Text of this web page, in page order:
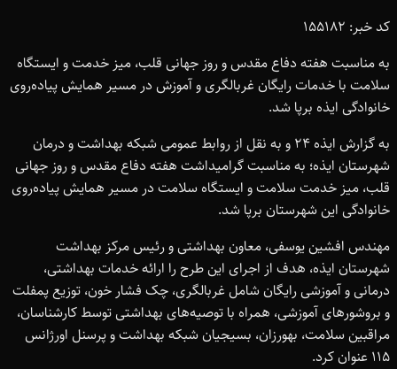
کد خبر: 155182
به مناسبت هفته دفاع مقدس و روز جهانی قلب، میز خدمت و ایستگاه
سلامت با خدمات رایگان غربالگری و آموزش در مسیر همایش پیاده‌روی
خانوادگی ایذه برپا شد.
به گزارش ایذه ۲۴ و به نقل از روابط عمومی شبکه بهداشت و درمان
شهرستان ایذه؛ به مناسبت گرامیداشت هفته دفاع مقدس و روز جهانی
قلب، میز خدمت سلامت و ایستگاه سلامت در مسیر همایش پیاده‌روی
خانوادگی این شهرستان برپا شد.
مهندس افشین یوسفی، معاون بهداشتی و رئیس مرکز بهداشت
شهرستان ایذه، هدف از اجرای این طرح را ارائه خدمات بهداشتی،
درمانی و آموزشی رایگان شامل غربالگری، چک فشار خون، توزیع پمفلت
و بروشورهای آموزشی، همراه با توصیه‌های بهداشتی توسط کارشناسان،
مراقبین سلامت، بهورزان، بسیجیان شبکه بهداشت و پرسنل اورژانس
۱۱۵ عنوان کرد.